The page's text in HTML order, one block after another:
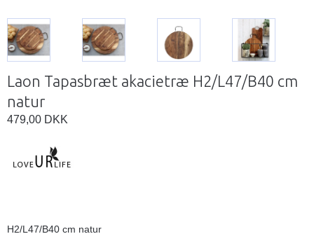
Laon Tapasbræt akacietræ H2/L47/B40 cm
natur
479,00 DKK
H2/L47/B40 cm natur